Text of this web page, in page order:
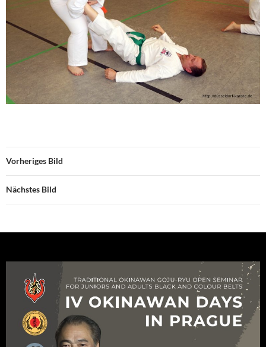
Vorheriges Bild
Nächstes Bild